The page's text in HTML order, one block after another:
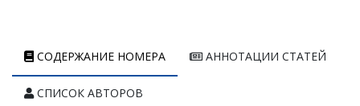
СОДЕРЖАНИЕ НОМЕРА АННОТАЦИИ СТАТЕЙ
СПИСОК АВТОРОВ